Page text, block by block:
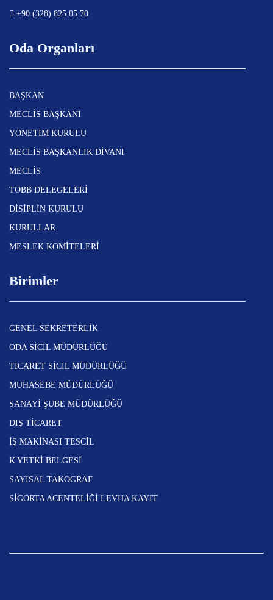
+90 (328) 825 05 70
Oda Organları
BAŞKAN
MECLİS BAŞKANI
YÖNETİM KURULU
MECLİS BAŞKANLIK DİVANI
MECLİS
TOBB DELEGELERİ
DİSİPLİN KURULU
KURULLAR
MESLEK KOMİTELERİ
Birimler
GENEL SEKRETERLİK
ODA SİCİL MÜDÜRLÜĞÜ
TİCARET SİCİL MÜDÜRLÜĞÜ
MUHASEBE MÜDÜRLÜĞÜ
SANAYİ ŞUBE MÜDÜRLÜĞÜ
DIŞ TİCARET
İŞ MAKİNASI TESCİL
K YETKİ BELGESİ
SAYISAL TAKOGRAF
SİGORTA ACENTELİĞİ LEVHA KAYIT